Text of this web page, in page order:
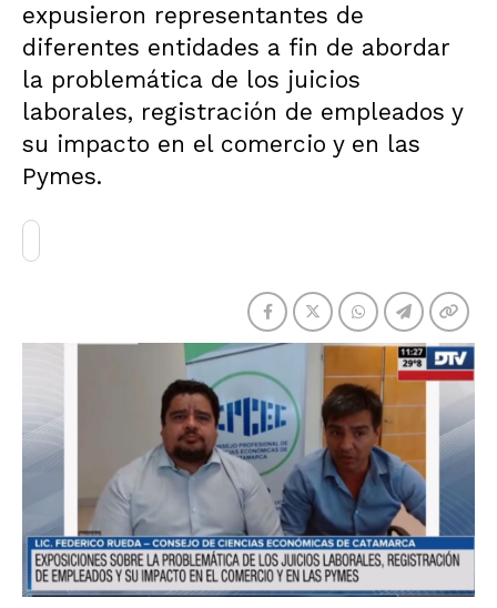
expusieron representantes de
diferentes entidades a fin de abordar
la problemática de los juicios
laborales, registración de empleados y
su impacto en el comercio y en las
Pymes.